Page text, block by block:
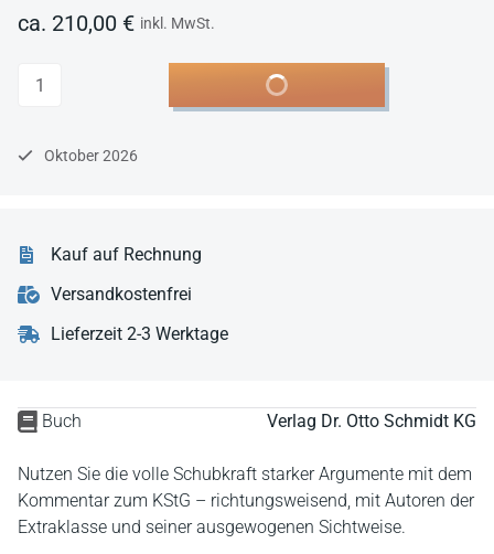
Buch Verlag Dr. Otto Schmidt KG
Nutzen Sie die volle Schubkraft starker Argumente mit dem
Kommentar zum KStG – richtungsweisend, mit Autoren der
Extraklasse und seiner ausgewogenen Sichtweise.
ca. 210,00 € inkl. MwSt.
Anzahl In den Warenkorb
Oktober 2026
Kauf auf Rechnung
Versandkostenfrei
Lieferzeit 2-3 Werktage